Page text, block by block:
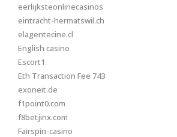
eerlijksteonlinecasinos
eintracht-hermatswil.ch
elagentecine.cl
English casino
Escort1
Eth Transaction Fee 743
exoneit.de
f1point0.com
f8betjinx.com
Fairspin-casino